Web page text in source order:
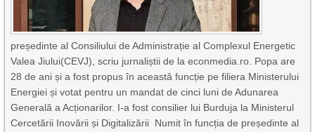
președinte al Consiliului de Administrație al Complexul Energetic
Valea Jiului(CEVJ), scriu jurnaliștii de la econmedia.ro. Popa are
28 de ani și a fost propus în această funcție pe filiera Ministerului
Energiei și votat pentru un mandat de cinci luni de Adunarea
Generală a Acționarilor. I-a fost consilier lui Burduja la Ministerul
Cercetării Inovării și Digitalizării Numit în funcția de președinte al